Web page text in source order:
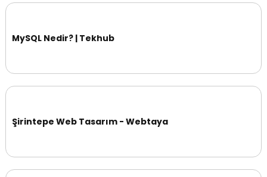
MySQL Nedir? | Tekhub
Şirintepe Web Tasarım - Webtaya